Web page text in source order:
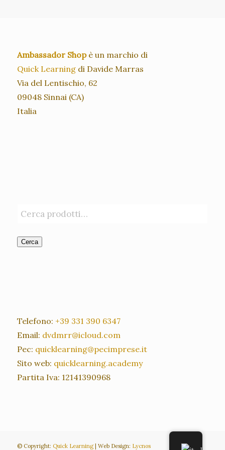
Ambassador Shopè un marchio di
Quick Learningdi Davide Marras
Via del Lentischio, 62
09048 Sinnai (CA)
Italia
Cerca
Telefono: +39 331 390 6347
Email: dvdmrr@icloud.com
Pec: quicklearning@pecimprese.it
Sito web: quicklearning.academy
Partita Iva: 12141390968
© Copyright: Quick Learning| Web Design: Lycnos